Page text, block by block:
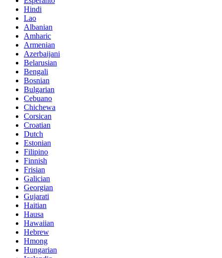
Hindi
Lao
Albanian
Amharic
Armenian
Azerbaijani
Belarusian
Bengali
Bosnian
Bulgarian
Cebuano
Chichewa
Corsican
Croatian
Dutch
Estonian
Filipino
Finnish
Frisian
Galician
Georgian
Gujarati
Haitian
Hausa
Hawaiian
Hebrew
Hmong
Hungarian